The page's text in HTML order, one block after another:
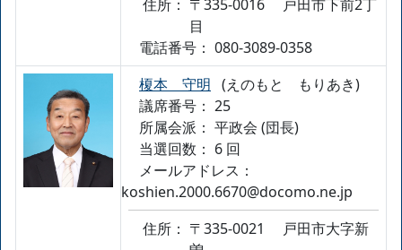
住所： 〒335-0016
戸田市下前2丁
目
電話番号： 080-3089-0358
榎本 守明 (えのもと もりあき)
議席番号： 25
所属会派： 平政会 (団長)
当選回数： 6 回
メールアドレス：
koshien.2000.6670@docomo.ne.jp
住所： 〒335-0021
戸田市大字新